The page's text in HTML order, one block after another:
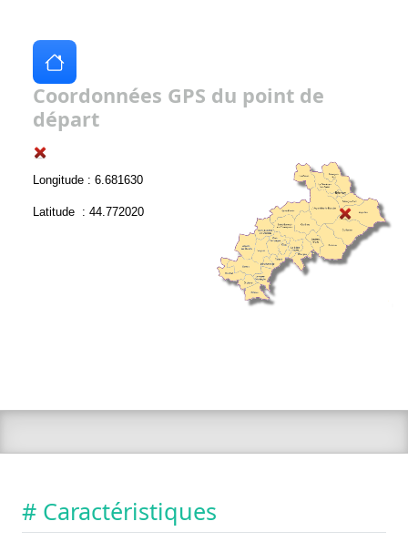
Coordonnées GPS du point de
départ
Longitude : 6.681630
Latitude : 44.772020
# Caractéristiques